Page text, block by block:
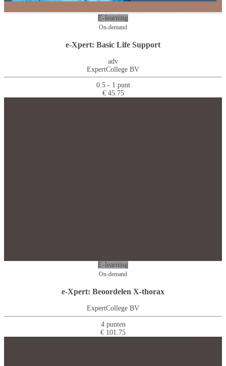
E-learning
On-demand
e-Xpert: Basic Life Support
adv
ExpertCollege BV
0.5 - 1 punt
€ 45.75
E-learning
On-demand
e-Xpert: Beoordelen X-thorax
ExpertCollege BV
4 punten
€ 101.75